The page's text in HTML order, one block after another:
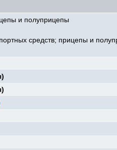
и полуприцепы
средств; прицепы и